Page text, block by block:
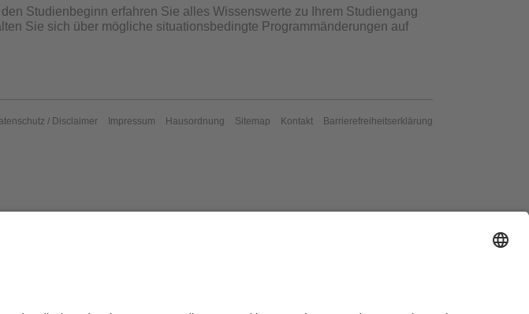
Studienbeginn erfahren Sie alles Wissenswerte zu Ihrem Studiengang
Sie sich über mögliche situationsbedingte Programmänderungen auf
/ Disclaimer Impressum Hausordnung Sitemap Kontakt Barrierefreiheitserklärung